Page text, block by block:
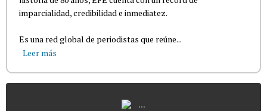
imparcialidad, credibilidad e inmediatez.
Es una red global de periodistas que reúne...
Leer más
...